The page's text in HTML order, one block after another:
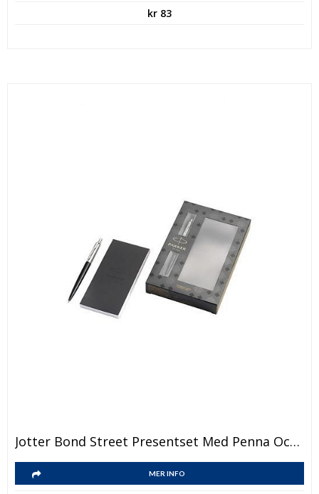
kr 83
Jotter Bond Street Presentset Med Penna Och Anteckningsblock
MER INFO